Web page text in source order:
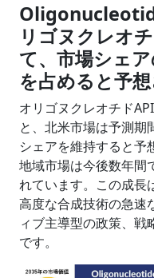
リゴヌクレオ
て、市場シェ
を占めると予
オリゴヌクレオチド
と、北米市場は予測期
シェアを維持すると予
地域市場は今後数年間
れています。この成長
高度な合成技術の急速
ィブ主導型の政策、
です。